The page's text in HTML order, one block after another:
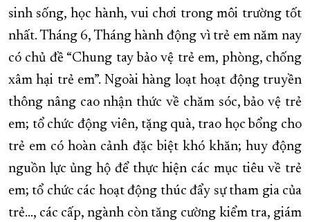
sinh sống, học hành, vui chơi trong môi trường tốt
nhất. Tháng 6, Tháng hành động vì trẻ em năm nay
có chủ đề “Chung tay bảo vệ trẻ em, phòng, chống
xâm hại trẻ em”. Ngoài hàng loạt hoạt động truyền
thông nâng cao nhận thức về chăm sóc, bảo vệ trẻ
em; tổ chức động viên, tặng quà, trao học bổng cho
trẻ em có hoàn cảnh đặc biệt khó khăn; huy động
nguồn lực ủng hộ để thực hiện các mục tiêu về trẻ
em; tổ chức các hoạt động thúc đẩy sự tham gia của
trẻ..., các cấp, ngành còn tăng cường kiểm tra, giám